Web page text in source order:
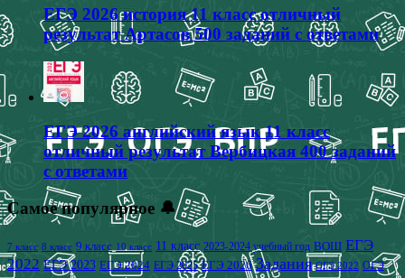
ЕГЭ 2026 история 11 класс отличный
результат Артасов 500 заданий с ответами
ЕГЭ 2026 английский язык 11 класс
отличный результат Вербицкая 400 заданий
с ответами
Самое популярное 🔔
7 класс 8 класс 9 класс 10 класс 11 класс 2023-2024 учебный год ВОШ ЕГЭ
2022 ЕГЭ 2023 ЕГЭ 2024 ЕГЭ 2025 ЕГЭ 2026 Задания ОГЭ 2022 ОГЭ